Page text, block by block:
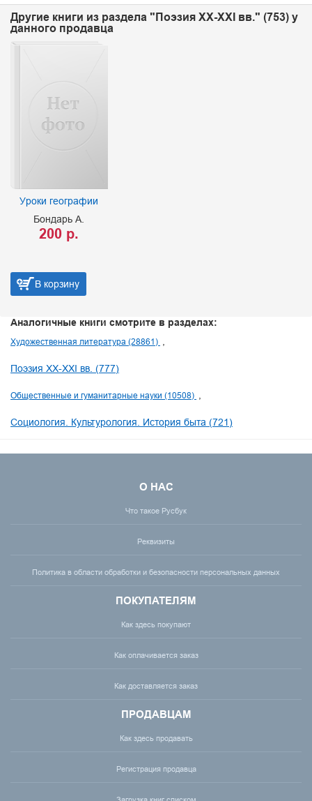
Другие книги из раздела "Поэзия XX-XXI вв." (753) у
данного продавца
Уроки географии
Бондарь А.
200 р.
В корзину
Аналогичные книги смотрите в разделах:
Художественная литература (28861)
Поэзия XX-XXI вв. (777)
Общественные и гуманитарные науки (10508)
Социология. Культурология. История быта (721)
О НАС
Что такое Русбук
Реквизиты
Политика в области обработки и безопасности персональных данных
ПОКУПАТЕЛЯМ
Как здесь покупают
Как оплачивается заказ
Как доставляется заказ
ПРОДАВЦАМ
Как здесь продавать
Регистрация продавца